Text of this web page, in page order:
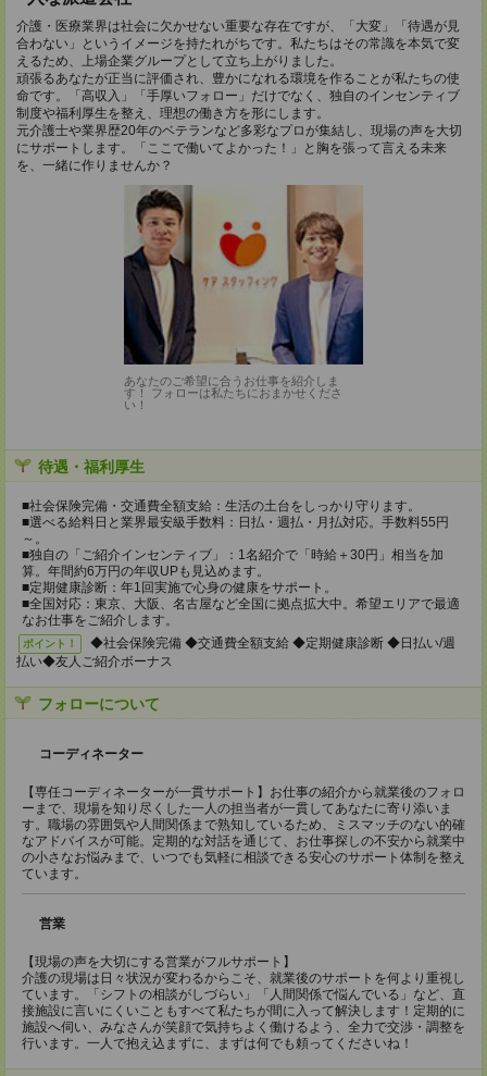
介護・医療業界は社会に欠かせない重要な存在ですが、「大変」「待遇が見
合わない」というイメージを持たれがちです。私たちはその常識を本気で変
えるため、上場企業グループとして立ち上がりました。
頑張るあなたが正当に評価され、豊かになれる環境を作ることが私たちの使
命です。「高収入」「手厚いフォロー」だけでなく、独自のインセンティブ
制度や福利厚生を整え、理想の働き方を形にします。
元介護士や業界歴20年のベテランなど多彩なプロが集結し、現場の声を大切
にサポートします。「ここで働いてよかった！」と胸を張って言える未来
を、一緒に作りませんか？
あなたのご希望に合うお仕事を紹介しま
す！ フォローは私たちにおまかせくださ
い！
待遇・福利厚生
■社会保険完備・交通費全額支給：生活の土台をしっかり守ります。
■選べる給料日と業界最安級手数料：日払・週払・月払対応。手数料55円
～。
■独自の「ご紹介インセンティブ」：1名紹介で「時給＋30円」相当を加
算。年間約6万円の年収UPも見込めます。
■定期健康診断：年1回実施で心身の健康をサポート。
■全国対応：東京、大阪、名古屋など全国に拠点拡大中。希望エリアで最適
なお仕事をご紹介します。
ポイント！
◆社会保険完備 ◆交通費全額支給 ◆定期健康診断 ◆日払い/週
払い◆友人ご紹介ボーナス
フォローについて
コーディネーター
【専任コーディネーターが一貫サポート】お仕事の紹介から就業後のフォロ
ーまで、現場を知り尽くした一人の担当者が一貫してあなたに寄り添いま
す。職場の雰囲気や人間関係まで熟知しているため、ミスマッチのない的確
なアドバイスが可能。定期的な対話を通じて、お仕事探しの不安から就業中
の小さなお悩みまで、いつでも気軽に相談できる安心のサポート体制を整え
ています。
営業
【現場の声を大切にする営業がフルサポート】
介護の現場は日々状況が変わるからこそ、就業後のサポートを何より重視し
ています。「シフトの相談がしづらい」「人間関係で悩んでいる」など、直
接施設に言いにくいこともすべて私たちが間に入って解決します！定期的に
施設へ伺い、みなさんが笑顔で気持ちよく働けるよう、全力で交渉・調整を
行います。一人で抱え込まずに、まずは何でも頼ってくださいね！